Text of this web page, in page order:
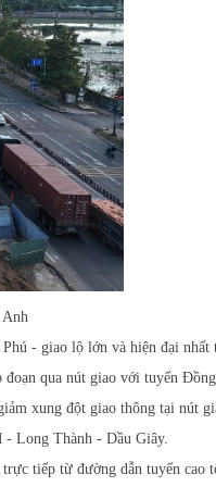
- giao lộ lớn và hiện đại nhất
qua nút giao với tuyến
xung đột giao thông tại nút
Long Thành - Dầu Giây.
tiếp từ đường dẫn tuyến cao